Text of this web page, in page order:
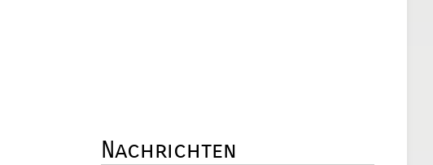
Nachrichten